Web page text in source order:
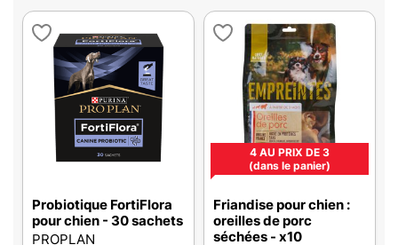
Probiotique FortiFlora
pour chien - 30 sachets
PROPLAN
4 AU PRIX DE 3
(dans le panier)
Friandise pour chien :
oreilles de porc
séchées - x10